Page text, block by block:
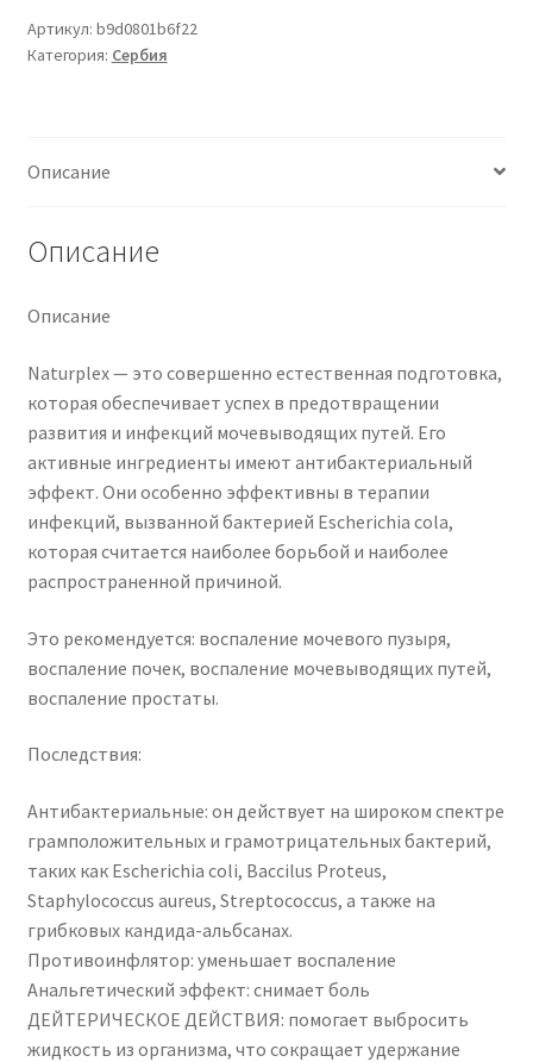
FILM
TABLETA
Артикул: b9d0801b6f22
Категория: Сербия
Описание
Описание
Описание
Naturplex — это совершенно естественная подготовка,
которая обеспечивает успех в предотвращении
развития и инфекций мочевыводящих путей. Его
активные ингредиенты имеют антибактериальный
эффект. Они особенно эффективны в терапии
инфекций, вызванной бактерией Escherichia cola,
которая считается наиболее борьбой и наиболее
распространенной причиной.
Это рекомендуется: воспаление мочевого пузыря,
воспаление почек, воспаление мочевыводящих путей,
воспаление простаты.
Последствия:
Антибактериальные: он действует на широком спектре
грамположительных и грамотрицательных бактерий,
таких как Escherichia coli, Baccilus Proteus,
Staphylococcus aureus, Streptococcus, а также на
грибковых кандида-альбсанах.
Противоинфлятор: уменьшает воспаление
Анальгетический эффект: снимает боль
ДЕЙТЕРИЧЕСКОЕ ДЕЙСТВИЯ: помогает выбросить
жидкость из организма, что сокращает удержание